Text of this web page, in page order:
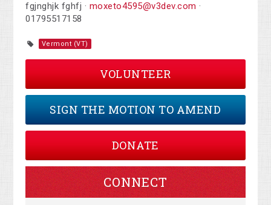
fgjnghjk fghfj · moxeto4595@v3dev.com ·
01795517158
Vermont (VT)
VOLUNTEER
SIGN THE MOTION TO AMEND
DONATE
CONNECT